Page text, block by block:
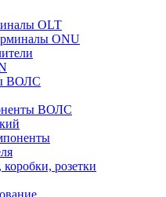
OLT
ONU
ВОЛС
ВОЛС
розетки